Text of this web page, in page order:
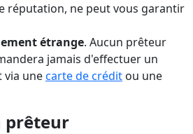
réputation, ne peut vous garantir
étrange. Aucun prêteur
jamais d'effectuer un
via unecarte de crédit ou une
prêteur